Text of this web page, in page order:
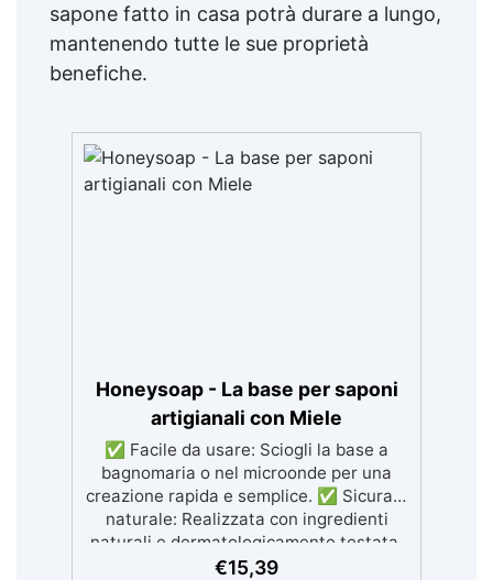
sapone fatto in casa potrà durare a lungo,
mantenendo tutte le sue proprietà
benefiche.
Honeysoap - La base per saponi
artigianali con Miele
✅ Facile da usare: Sciogli la base a
bagnomaria o nel microonde per una
creazione rapida e semplice. ✅ Sicura e
naturale: Realizzata con ingredienti
naturali e dermatologicamente testata,
delicata sulla pelle. ✅ Arricchita con
€15,39